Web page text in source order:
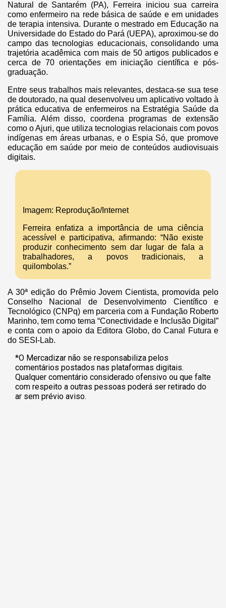
Natural de Santarém (PA), Ferreira iniciou sua carreira
como enfermeiro na rede básica de saúde e em unidades
de terapia intensiva. Durante o mestrado em Educação na
Universidade do Estado do Pará (UEPA), aproximou-se do
campo das tecnologias educacionais, consolidando uma
trajetória acadêmica com mais de 50 artigos publicados e
cerca de 70 orientações em iniciação científica e pós-
graduação.
Entre seus trabalhos mais relevantes, destaca-se sua tese
de doutorado, na qual desenvolveu um aplicativo voltado à
prática educativa de enfermeiros na Estratégia Saúde da
Família. Além disso, coordena programas de extensão
como o Ajuri, que utiliza tecnologias relacionais com povos
indígenas em áreas urbanas, e o Espia Só, que promove
educação em saúde por meio de conteúdos audiovisuais
digitais.
Imagem: Reprodução/Internet
Ferreira enfatiza a importância de uma ciência
acessível e participativa, afirmando: “Não existe
produzir conhecimento sem dar lugar de fala a
trabalhadores, a povos tradicionais, a
quilombolas.”
A 30ª edição do Prêmio Jovem Cientista, promovida pelo
Conselho Nacional de Desenvolvimento Científico e
Tecnológico (CNPq) em parceria com a Fundação Roberto
Marinho, tem como tema “Conectividade e Inclusão Digital”
e conta com o apoio da Editora Globo, do Canal Futura e
do SESI-Lab.
*O Mercadizar não se responsabiliza pelos
comentários postados nas plataformas digitais.
Qualquer comentário considerado ofensivo ou que falte
com respeito a outras pessoas poderá ser retirado do
ar sem prévio aviso.